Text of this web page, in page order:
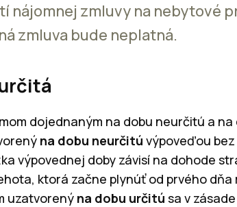
nájomnej zmluvy na nebytové
zmluva bude neplatná.
dojednaným na dobu neurčitú a
na dobu neurčitú výpoveďou
výpovednej doby závisí na dohode
ktorá začne plynúť od prvého
uzatvorený na dobu určitú sa v